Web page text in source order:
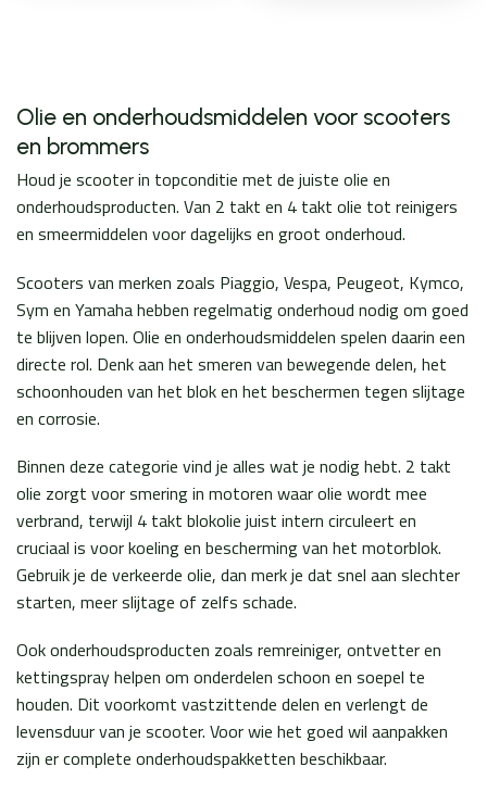
Olie en onderhoudsmiddelen voor scooters
en brommers
Houd je scooter in topconditie met de juiste olie en
onderhoudsproducten. Van 2 takt en 4 takt olie tot reinigers
en smeermiddelen voor dagelijks en groot onderhoud.
Scooters van merken zoals Piaggio, Vespa, Peugeot, Kymco,
Sym en Yamaha hebben regelmatig onderhoud nodig om goed
te blijven lopen. Olie en onderhoudsmiddelen spelen daarin een
directe rol. Denk aan het smeren van bewegende delen, het
schoonhouden van het blok en het beschermen tegen slijtage
en corrosie.
Binnen deze categorie vind je alles wat je nodig hebt. 2 takt
olie zorgt voor smering in motoren waar olie wordt mee
verbrand, terwijl 4 takt blokolie juist intern circuleert en
cruciaal is voor koeling en bescherming van het motorblok.
Gebruik je de verkeerde olie, dan merk je dat snel aan slechter
starten, meer slijtage of zelfs schade.
Ook onderhoudsproducten zoals remreiniger, ontvetter en
kettingspray helpen om onderdelen schoon en soepel te
houden. Dit voorkomt vastzittende delen en verlengt de
levensduur van je scooter. Voor wie het goed wil aanpakken
zijn er complete onderhoudspakketten beschikbaar.